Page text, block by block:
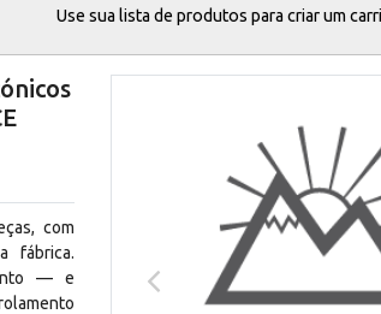
Use sua lista de produtos para criar um
com
fábrica.
— e